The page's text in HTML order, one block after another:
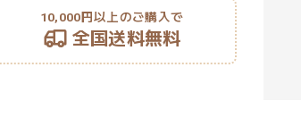
10,000円以上のご購入で
全国送料無料